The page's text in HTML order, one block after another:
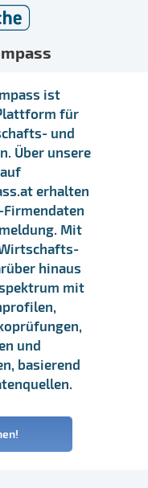
ist
für
und
Über unsere
erhalten
Mit
hinaus
mit
und
basierend